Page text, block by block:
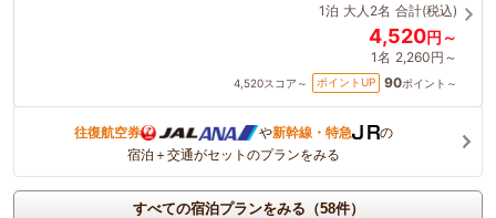
1泊 大人2名 合計(税込)
4,520円～
1名 2,260円～
4,520スコア～ ポイントUP 90ポイント～
往復航空券 や新幹線・特急
の
宿泊＋交通がセットのプランをみる
すべての宿泊プランをみる（58件）